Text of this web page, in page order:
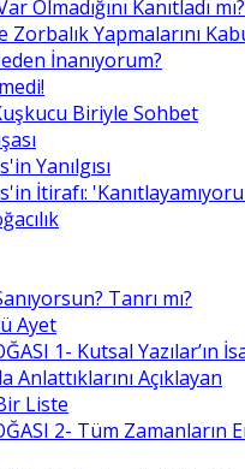
Olmadığını Kanıtladı
Zorbalık Yapmalarını
İnanıyorum?
Biriyle Sohbet
Yanılgısı
İtirafı:
Tanrı mı?
Ayet
1- Kutsal Yazılar’ın
Anlattıklarını Açıklayan
Liste
2- Tüm Zamanların